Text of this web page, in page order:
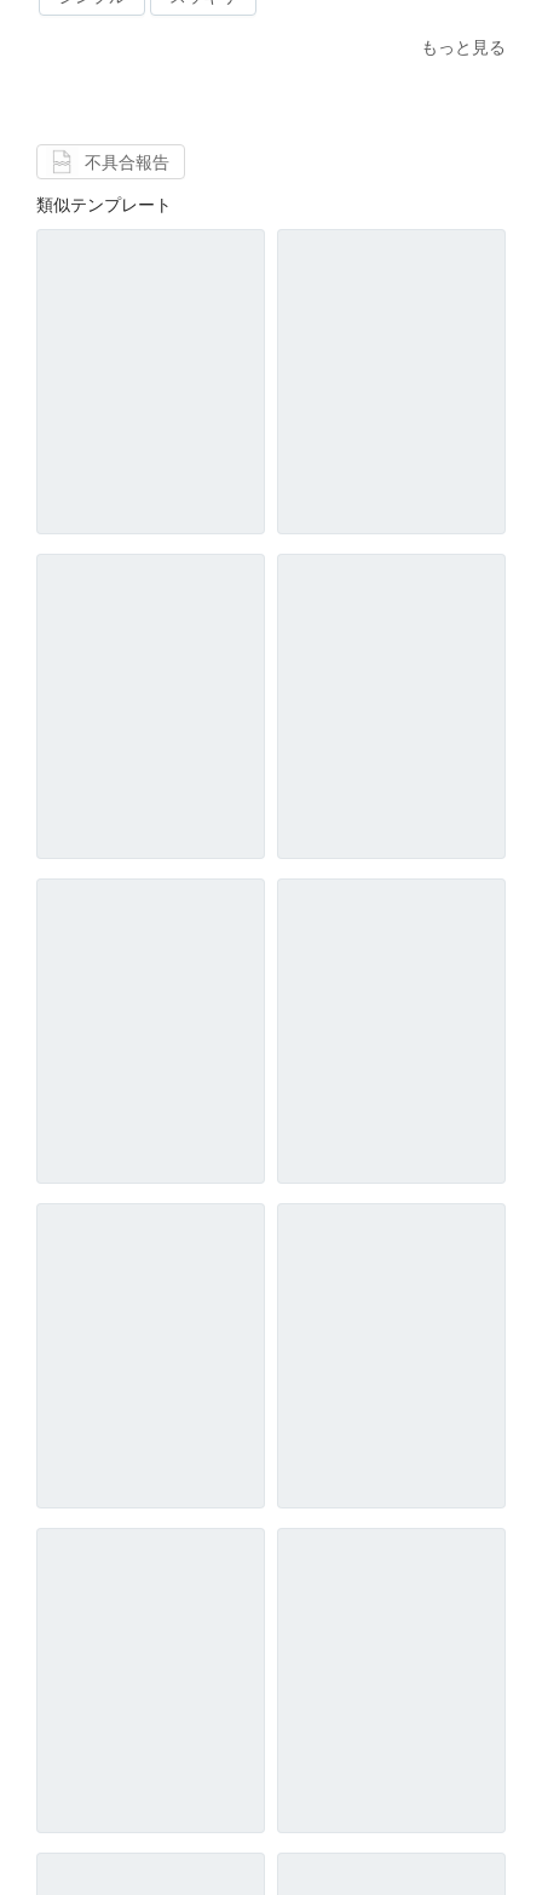
もっと見る
不具合報告
類似テンプレート